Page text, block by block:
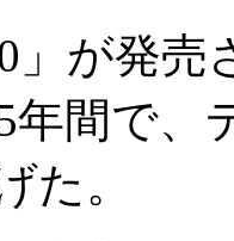
が発売
年間で、
た。